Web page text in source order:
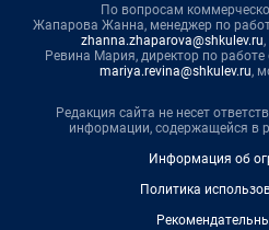
По вопросам
Жапарова Жанна, менеджер по
zhanna.zhaparova@shkulev.ru
Ревина Мария, директор по
mariya.revina@shkulev.ru,
Редакция сайта не несет
информации, содержащейся в
Информация об
Политика